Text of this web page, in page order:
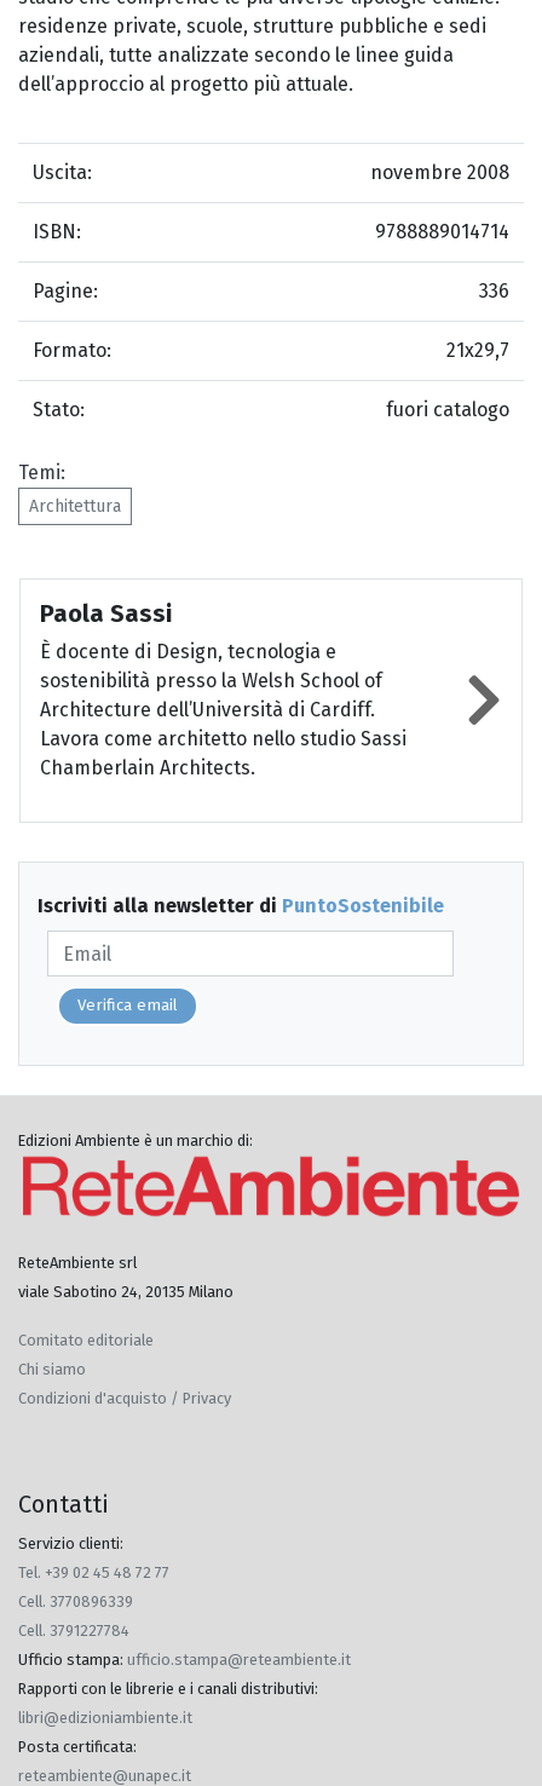
residenze private, scuole, strutture pubbliche e sedi
aziendali, tutte analizzate secondo le linee guida
dell’approccio al progetto più attuale.
Uscita: novembre 2008
ISBN: 9788889014714
Pagine: 336
Formato: 21x29,7
Stato: fuori catalogo
Temi:
Architettura
Paola Sassi
È docente di Design, tecnologia e
sostenibilità presso la Welsh School of
Architecture dell’Università di Cardiff.
Lavora come architetto nello studio Sassi
Chamberlain Architects.
Iscriviti alla newsletter di PuntoSostenibile
Verifica email
Edizioni Ambiente è un marchio di:
ReteAmbiente srl
viale Sabotino 24, 20135 Milano
Comitato editoriale
Chi siamo
Condizioni d'acquisto / Privacy
Contatti
Servizio clienti:
Tel. +39 02 45 48 72 77
Cell. 3770896339
Cell. 3791227784
Ufficio stampa: ufficio.stampa@reteambiente.it
Rapporti con le librerie e i canali distributivi:
libri@edizioniambiente.it
Posta certificata:
reteambiente@unapec.it